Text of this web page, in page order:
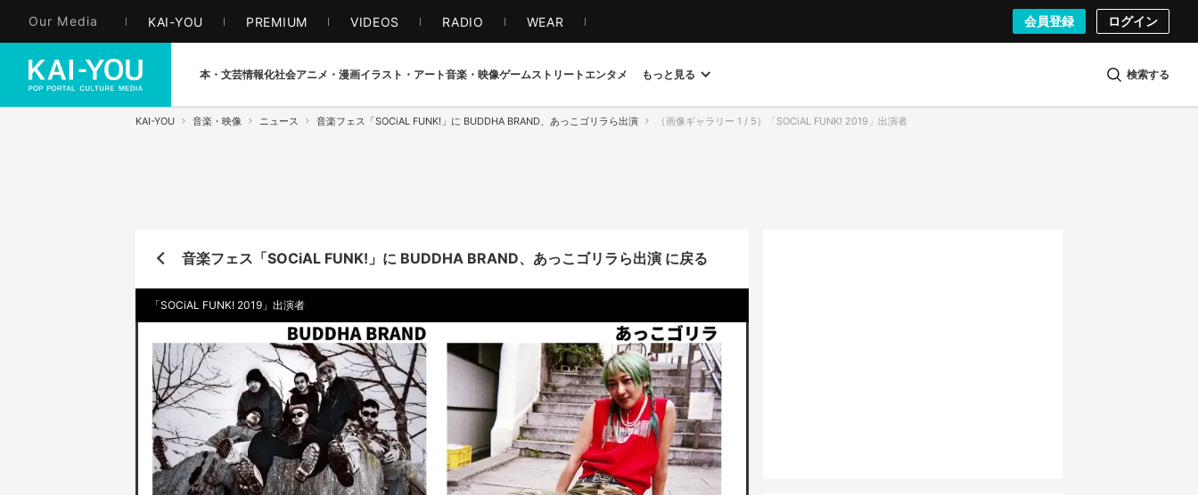
Our Media KAI-YOU PREMIUM VIDEOS RADIO WEAR 会員登録 ログイン
本・文芸情報化社会アニメ・漫画イラスト・アート音楽・映像ゲームストリート エンタメ もっと見る 検索する
KAI-YOU 音楽・映像 ニュース 音楽フェス「SOCiAL FUNK!」に BUDDHA BRAND、あっこゴリラら出演 （画像ギャラリー 1 / 5）「SOCiAL FUNK! 2019」出演者
音楽フェス「SOCiAL FUNK!」に BUDDHA BRAND、あっこゴリラら出演 に戻る
「SOCiAL FUNK! 2019」出演者